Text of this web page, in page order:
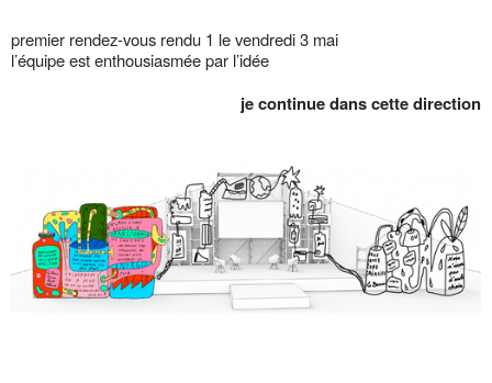
premier rendez-vous rendu 1 le vendredi 3 mai
l’équipe est enthousiasmée par l’idée
je continue dans cette direction